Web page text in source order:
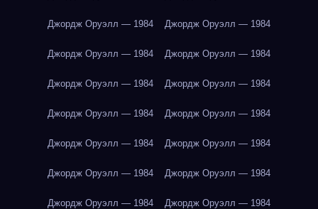
Джордж Оруэлл — 1984 Джордж Оруэлл — 1984
Джордж Оруэлл — 1984 Джордж Оруэлл — 1984
Джордж Оруэлл — 1984 Джордж Оруэлл — 1984
Джордж Оруэлл — 1984 Джордж Оруэлл — 1984
Джордж Оруэлл — 1984 Джордж Оруэлл — 1984
Джордж Оруэлл — 1984 Джордж Оруэлл — 1984
Джордж Оруэлл — 1984 Джордж Оруэлл — 1984